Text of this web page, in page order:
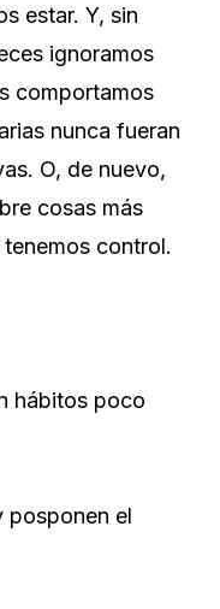
estar. Y, sin
ignoramos
comportamos
nunca fueran
O, de nuevo,
cosas más
control.
hábitos poco
posponen el